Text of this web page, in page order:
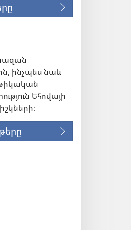
ինչպես նաև
Եհովայի